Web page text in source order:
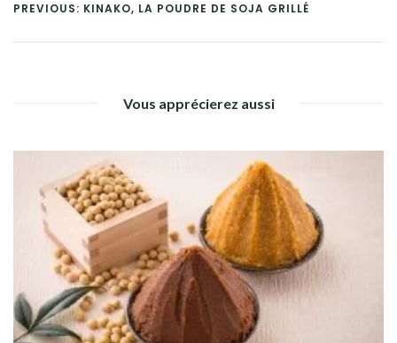
PREVIOUS: KINAKO, LA POUDRE DE SOJA GRILLÉ
Vous apprécierez aussi